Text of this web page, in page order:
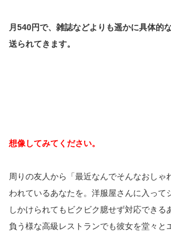
月540円で、雑誌などよりも遥かに具体的
送られてきます。
想像してみてください。
周りの友人から「最近なんでそんなおしゃ
われているあなたを。洋服屋さんに入って
しかけられてもビクビク臆せず対応できる
負う様な高級レストランでも彼女を堂々と